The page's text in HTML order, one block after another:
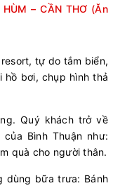
– CẦN THƠ (Ăn
tự do tắm biển,
hồ bơi, chụp hình thả
Quý khách trở về
Bình Thuận như:
quà cho người thân.
dùng bữa trưa: Bánh